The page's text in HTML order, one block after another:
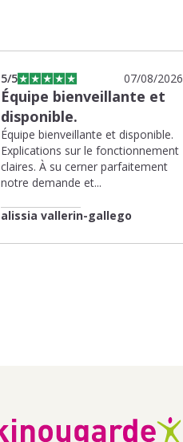
5/5 07/08/2026
Équipe bienveillante et
disponible.
Équipe bienveillante et disponible.
Explications sur le fonctionnement
claires. À su cerner parfaitement
notre demande et...
alissia vallerin-gallego